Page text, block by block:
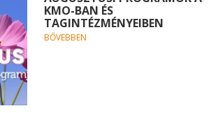
KMO-BAN ÉS
TAGINTÉZMÉNYEIBEN
BŐVEBBEN